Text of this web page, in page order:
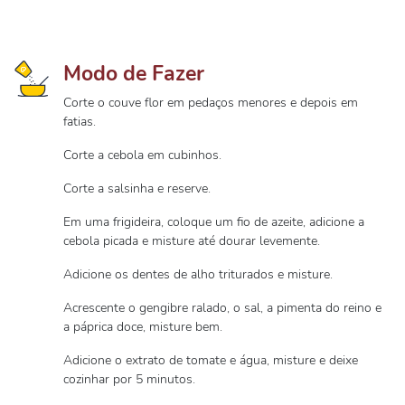
Modo de Fazer
Corte o couve flor em pedaços menores e depois em
fatias.
Corte a cebola em cubinhos.
Corte a salsinha e reserve.
Em uma frigideira, coloque um fio de azeite, adicione a
cebola picada e misture até dourar levemente.
Adicione os dentes de alho triturados e misture.
Acrescente o gengibre ralado, o sal, a pimenta do reino e
a páprica doce, misture bem.
Adicione o extrato de tomate e água, misture e deixe
cozinhar por 5 minutos.